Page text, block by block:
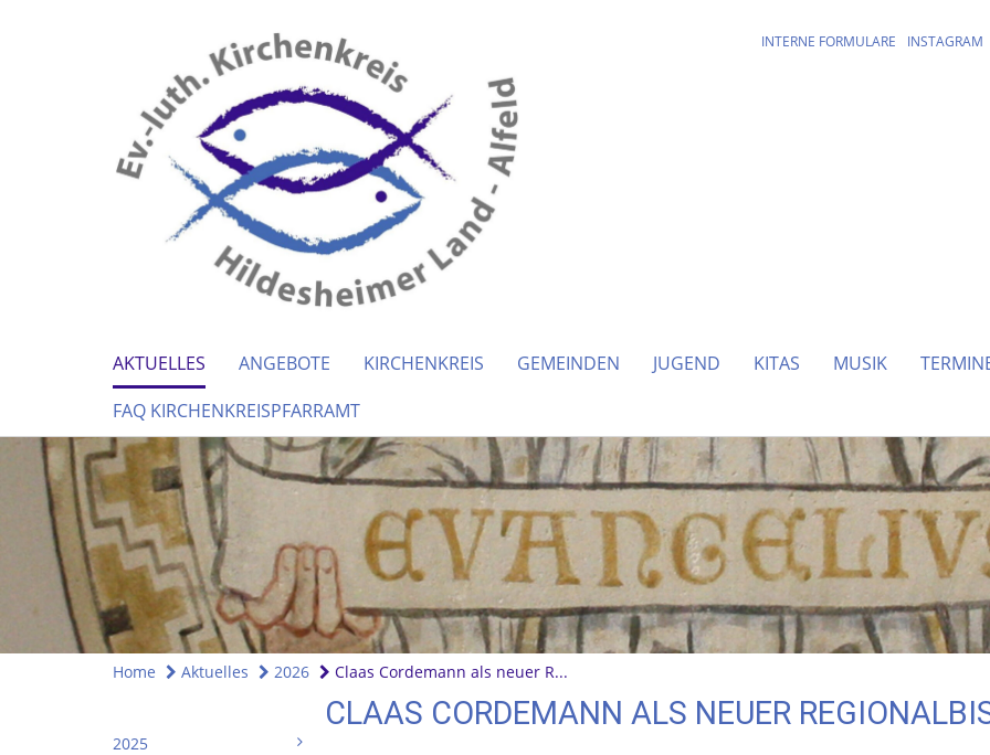
INTERNE FORMULARE INSTAGRAM
AKTUELLES ANGEBOTE KIRCHENKREIS GEMEINDEN JUGEND KITAS MUSIK
FAQ KIRCHENKREISPFARRAMT
Home Aktuelles 2026 Claas Cordemann als neuer R...
2025
CLAAS CORDEMANN ALS NEUER